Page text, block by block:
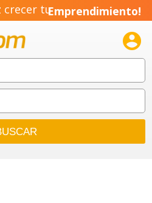
crecer tuEmprendimiento!
